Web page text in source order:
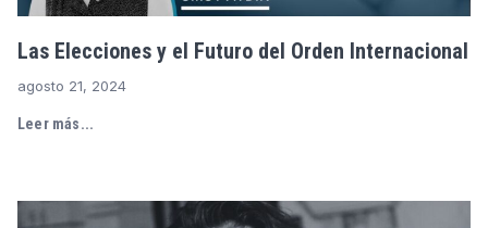
Las Elecciones y el Futuro del Orden Internacional
agosto 21, 2024
Leer más...